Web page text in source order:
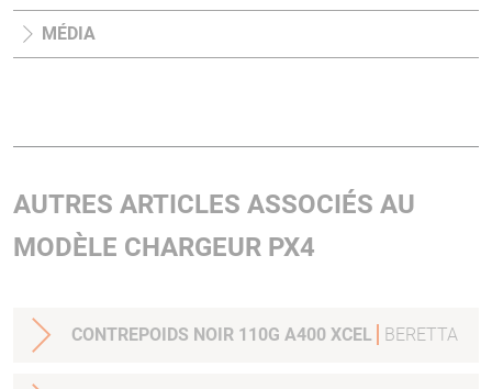
MÉDIA
AUTRES ARTICLES ASSOCIÉS AU
MODÈLE CHARGEUR PX4
CONTREPOIDS NOIR 110G A400 XCEL BERETTA